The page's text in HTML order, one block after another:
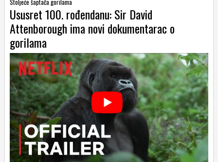
Stoljeće šaptača gorilama
Ususret 100. rođendanu: Sir David
Attenborough ima novi dokumentarac o
gorilama